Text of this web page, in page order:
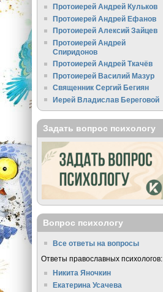
Протоиерей Андрей Кульков
Протоиерей Андрей Ефанов
Протоиерей Алексий Зайцев
Протоиерей Андрей
Спиридонов
Протоиерей Андрей Ткачёв
Протоиерей Василий Мазур
Священник Сергий Бегиян
Иерей Владислав Береговой
Задать вопрос психологу
Вопрос психологу
Все ответы на вопросы
Ответы православных психологов:
Никита Яночкин
Екатерина Усачева